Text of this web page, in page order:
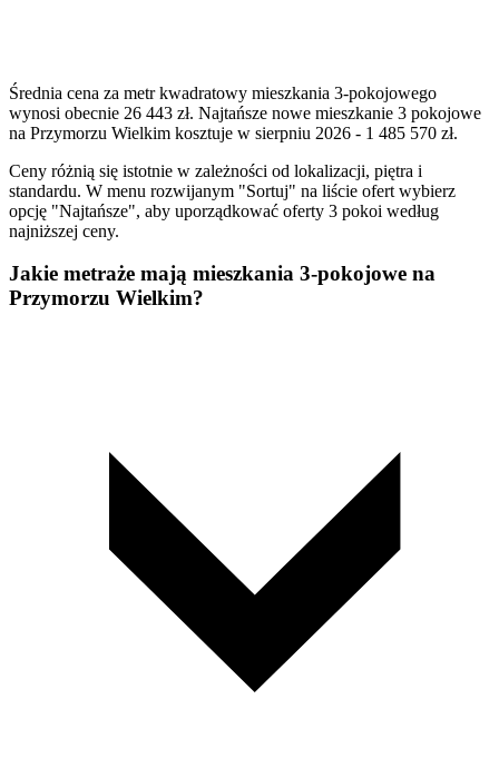
Średnia cena za metr kwadratowy mieszkania 3-pokojowego
wynosi obecnie 26 443 zł. Najtańsze nowe mieszkanie 3 pokojowe
na Przymorzu Wielkim kosztuje w sierpniu 2026 - 1 485 570 zł.
Ceny różnią się istotnie w zależności od lokalizacji, piętra i
standardu. W menu rozwijanym "Sortuj" na liście ofert wybierz
opcję "Najtańsze", aby uporządkować oferty 3 pokoi według
najniższej ceny.
Jakie metraże mają mieszkania 3-pokojowe na
Przymorzu Wielkim?